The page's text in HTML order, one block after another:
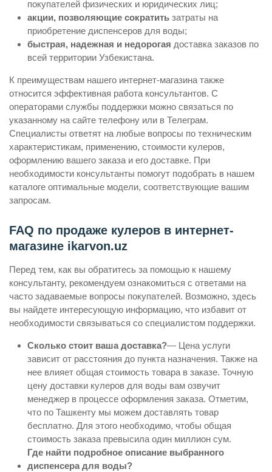
покупателей физических и юридических лиц;
акции, позволяющие сократить затраты на
приобретение диспенсеров для воды;
быстрая, надежная и недорогая доставка заказов по
всей территории Узбекистана.
К преимуществам нашего интернет-магазина также
относится эффективная работа консультантов. С
операторами службы поддержки можно связаться по
указанному на сайте телефону или в Телеграм.
Специалисты ответят на любые вопросы по техническим
характеристикам, применению, стоимости кулеров,
оформлению вашего заказа и его доставке. При
необходимости консультанты помогут подобрать в нашем
каталоге оптимальные модели, соответствующие вашим
запросам.
FAQ по продаже кулеров в интернет-
магазине ikarvon.uz
Перед тем, как вы обратитесь за помощью к нашему
консультанту, рекомендуем ознакомиться с ответами на
часто задаваемые вопросы покупателей. Возможно, здесь
вы найдете интересующую информацию, что избавит от
необходимости связываться со специалистом поддержки.
Сколько стоит ваша доставка?— Цена услуги
зависит от расстояния до пункта назначения. Также на
нее влияет общая стоимость товара в заказе. Точную
цену доставки кулеров для воды вам озвучит
менеджер в процессе оформления заказа. Отметим,
что по Ташкенту мы можем доставлять товар
бесплатно. Для этого необходимо, чтобы общая
стоимость заказа превысила один миллион сум.
Где найти подробное описание выбранного
диспенсера для воды?